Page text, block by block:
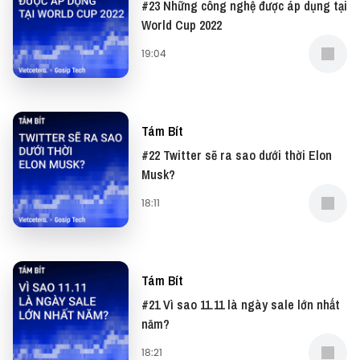
#23 Những công nghệ được áp dụng tại
World Cup 2022
19:04
Tám Bít
#22 Twitter sẽ ra sao dưới thời Elon
Musk?
18:11
Tám Bít
#21 Vì sao 11.11 là ngày sale lớn nhất
năm?
18:21